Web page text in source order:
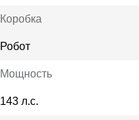
Коробка
Робот
Мощность
143 л.с.